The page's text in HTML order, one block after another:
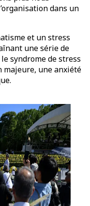
dans un
et un stress
une série de
syndrome de stress
majeure, une anxiété